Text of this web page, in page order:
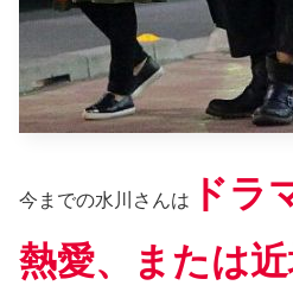
今までの水川さんは
ドラ
熱愛、または